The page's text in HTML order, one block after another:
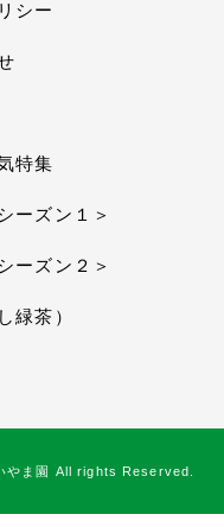
シー
特集
ーズン１＞
ーズン２＞
緑茶）
やま園 All rights Reserved.